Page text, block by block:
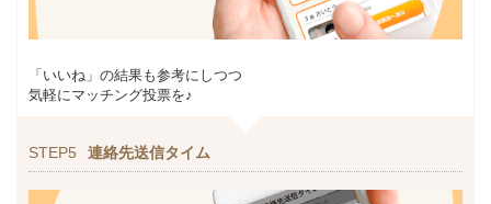
「いいね」の結果も参考にしつつ
気軽にマッチング投票を♪
STEP5 連絡先送信タイム